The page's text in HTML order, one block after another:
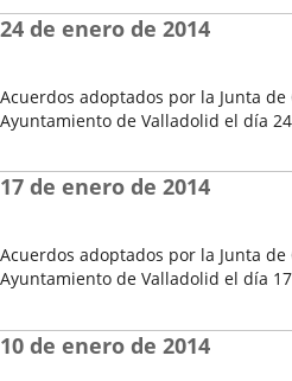
del
Pleno
Acuerdos adoptados por la Junta
Ayuntamiento de Valladolid el día
del
Pleno
24 de enero de 2014
Acuerdos adoptados por la Junta
Ayuntamiento de Valladolid el día
del
Pleno
17 de enero de 2014
10 de enero de 2014